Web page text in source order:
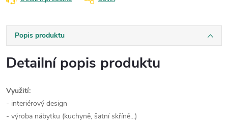
Popis produktu
Detailní popis produktu
Využití:
- interiérový design
- výroba nábytku (kuchyně, šatní skříně...)